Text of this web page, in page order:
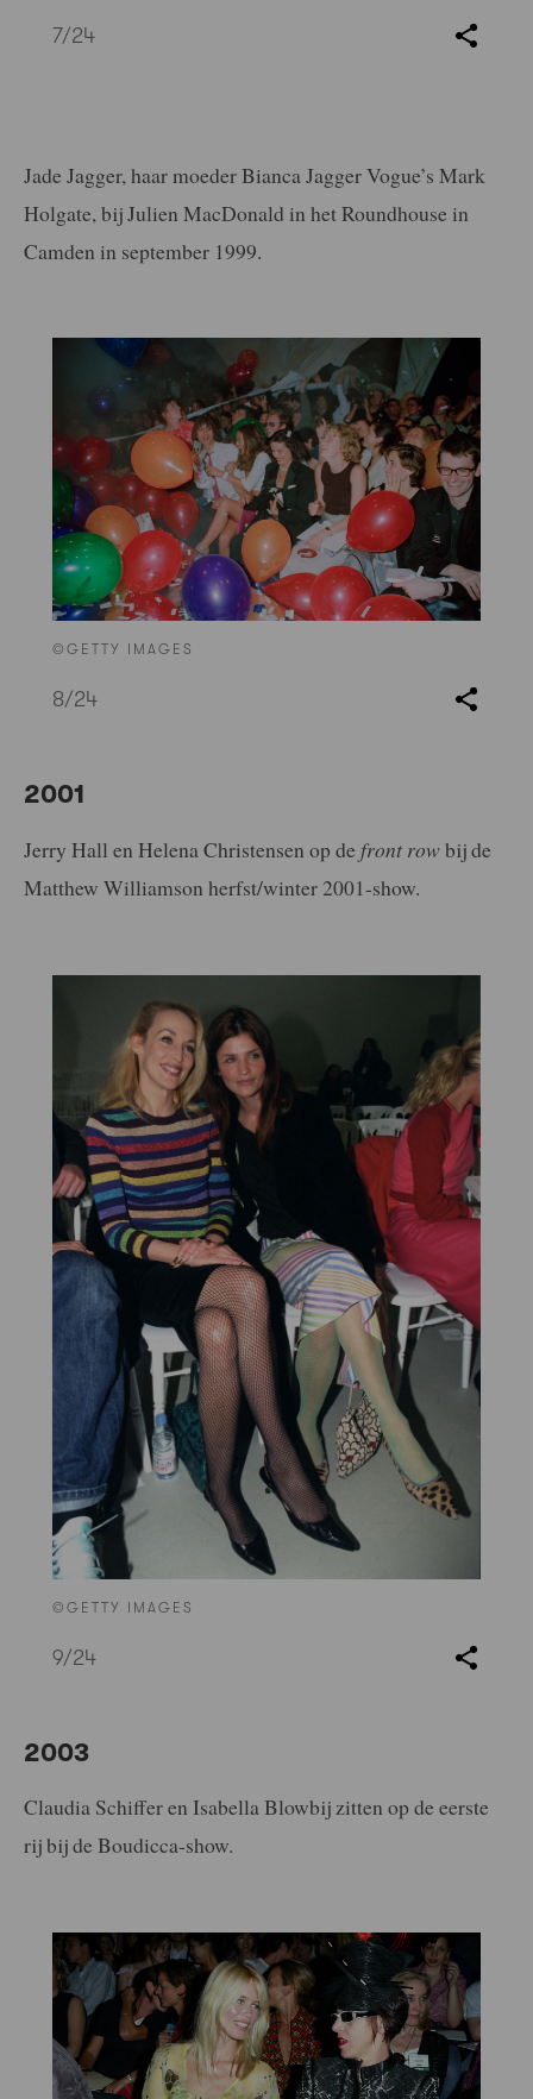
7/24
Jade Jagger, haar moeder Bianca Jagger Vogue’s Mark
Holgate, bij Julien MacDonald in het Roundhouse in
Camden in september 1999.
©GETTY IMAGES
8/24
2001
Jerry Hall en Helena Christensen op de front rowbij de
Matthew Williamson herfst/winter 2001-show.
©GETTY IMAGES
9/24
2003
Claudia Schiffer en Isabella Blowbij zitten op de eerste
rij bij de Boudicca-show.